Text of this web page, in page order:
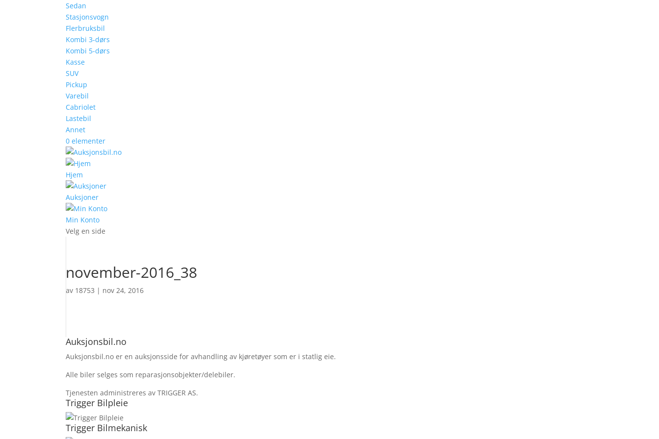
Sedan
Stasjonsvogn
Flerbruksbil
Kombi 3-dørs
Kombi 5-dørs
Kasse
SUV
Pickup
Varebil
Cabriolet
Lastebil
Annet
0 elementer
Hjem
Auksjoner
Min Konto
Velg en side
november-2016_38
av 18753 | nov 24, 2016
Auksjonsbil.no
Auksjonsbil.no er en auksjonsside for avhandling av kjøretøyer som er i statlig eie.
Alle biler selges som reparasjonsobjekter/delebiler.
Tjenesten administreres av TRIGGER AS.
Trigger Bilpleie
Trigger Bilmekanisk